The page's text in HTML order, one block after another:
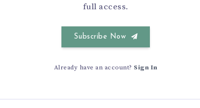
full access.
Subscribe Now
Already have an account? Sign In